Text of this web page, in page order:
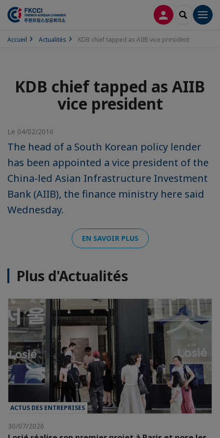
CONNEXION
Accueil Actualités KDB chief tapped as AIIB vice president
KDB chief tapped as AIIB
vice president
Le 04/02/2016
The head of a South Korean policy lender
has been appointed a vice president of the
China-led Asian Infrastructure Investment
Bank (AIIB), the finance ministry here said
Wednesday.
EN SAVOIR PLUS
Plus d'Actualités
ACTUS DES ENTREPRISES
30/07/2026